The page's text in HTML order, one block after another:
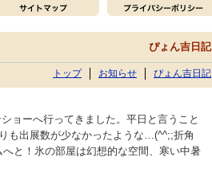
ぴょん吉日記
トップ お知らせ ぴょん吉日記
ョーへ行ってきました。平日と言うこと
も出展数が少なかったような…(^^;;折角
と！氷の部屋は幻想的な空間、寒い中暑